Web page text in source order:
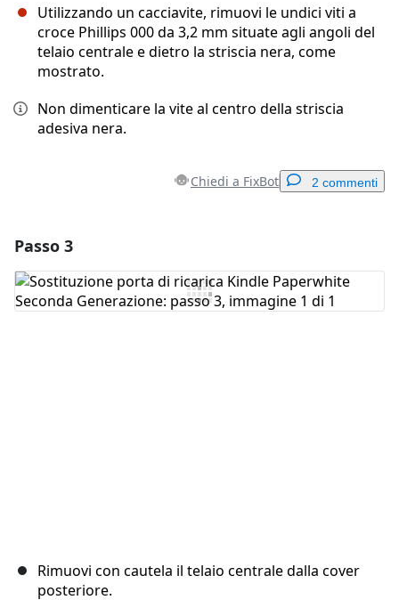
Utilizzando un cacciavite, rimuovi le undici viti a
croce Phillips 000 da 3,2 mm situate agli angoli del
telaio centrale e dietro la striscia nera, come
mostrato.
Non dimenticare la vite al centro della striscia
adesiva nera.
Chiedi a FixBot 2 commenti
Aggiungi Commento
Passo 3
Rimuovi con cautela il telaio centrale dalla cover
posteriore.